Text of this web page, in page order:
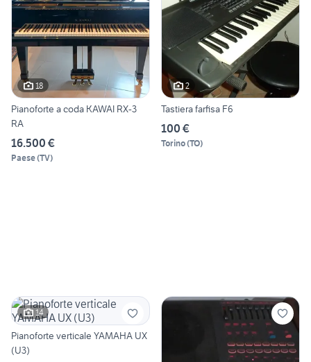
18
Pianoforte a coda KAWAI RX-3
RA
16.500 €
Paese(TV)
2
Tastiera farfisa F6
100 €
Torino(TO)
14
Pianoforte verticale YAMAHA UX
(U3)